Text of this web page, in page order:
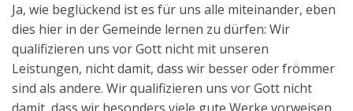
Ja, wie beglückend ist es für uns alle miteinander, eben
dies hier in der Gemeinde lernen zu dürfen: Wir
qualifizieren uns vor Gott nicht mit unseren
Leistungen, nicht damit, dass wir besser oder frömmer
sind als andere. Wir qualifizieren uns vor Gott nicht